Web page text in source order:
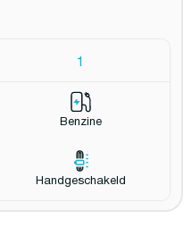
1
Benzine
Handgeschakeld